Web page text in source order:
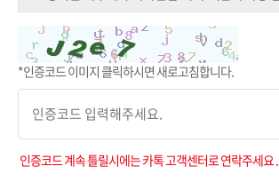
*인증코드 이미지 클릭하시면 새로고침합니다.
인증코드 계속 틀릴시에는 카톡 고객센터로 연락주세요 .